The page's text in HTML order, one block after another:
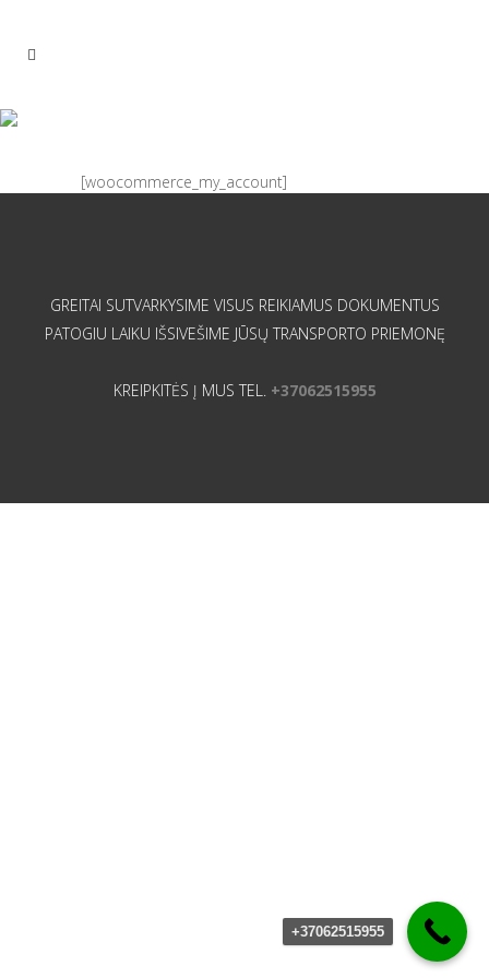
[woocommerce_my_account]
GREITAI SUTVARKYSIME VISUS REIKIAMUS DOKUMENTUS
PATOGIU LAIKU IŠSIVEŠIME JŪSŲ TRANSPORTO PRIEMONĘ
KREIPKITĖS Į MUS TEL. +37062515955
+37062515955